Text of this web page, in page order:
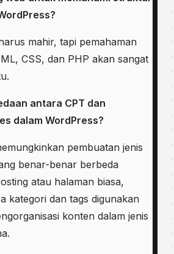
mahir, tapi pemahaman
CSS, dan PHP akan sangat
antara CPT dan
dalam WordPress?
pembuatan jenis
benar-benar berbeda
atau halaman biasa,
kategori dan tags digunakan
konten dalam jenis